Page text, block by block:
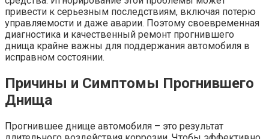
привести к серьезным последствиям, включая потерю
управляемости и даже аварии. Поэтому своевременная
диагностика и качественный ремонт прогнившего
днища крайне важны для поддержания автомобиля в
исправном состоянии.
Причины и Симптомы Прогнившего
Днища
Прогнившее днище автомобиля – это результат